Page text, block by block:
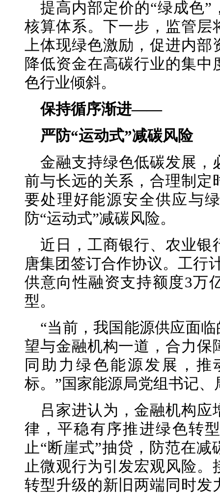
提高内部定价的“绿成色
核算体系。下一步，监管层
上体现绿色激励，促进内部
降低资金在高碳行业的集
色行业倾斜。
保持循序渐进——
严防“运动式”减碳风险
金融支持绿色低碳发展，
前与长远的关系，合理制定
要处理好能源安全供应与
防“运动式”减碳风险。
近日，工商银行、农业银
唐集团签订合作协议。工行
供意向性融资支持额度3万
型。
“当前，我国能源供应面
望与金融机构一道，合力保
同助力绿色能源发展，
标。”国家能源局党组书记
吕家进认为，金融机构
律，平稳有序推进绿色转
止“断崖式”抽贷，防范在
止微观行为引发宏观风险。
转型升级的新旧两端同时发